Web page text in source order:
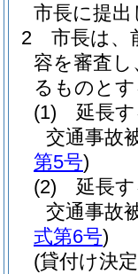
市長に提
2 市長は、
容を審査
るものと
(1) 延長す
交通事故
第5号)
(2) 延長す
交通事故
式第6号)
(貸付け決